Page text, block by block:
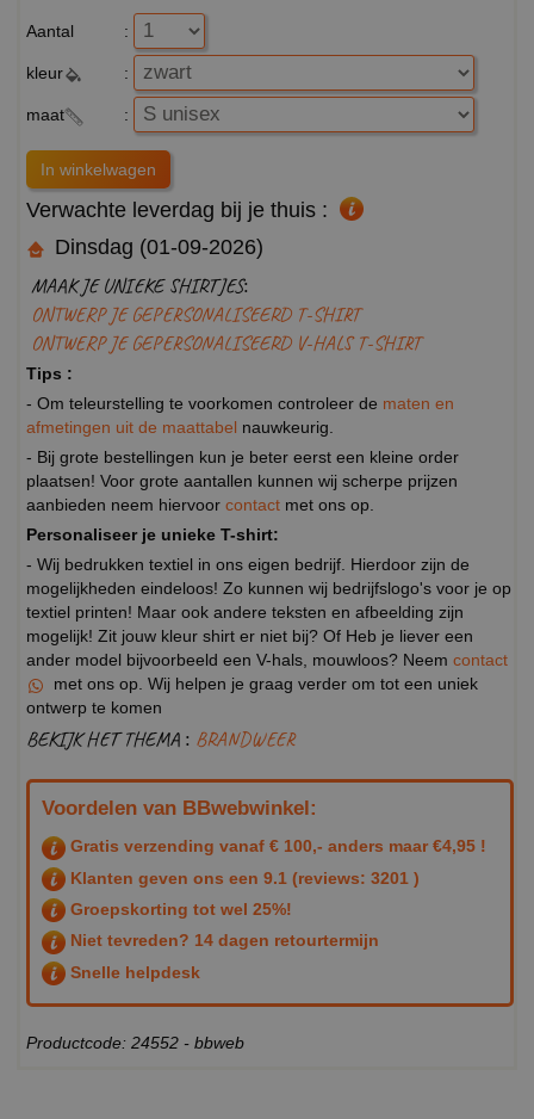
Aantal :
kleur :
maat :
Verwachte leverdag bij je thuis :
Dinsdag (01-09-2026)
MAAK JE UNIEKE SHIRTJES:
ONTWERP JE GEPERSONALISEERD T-SHIRT
ONTWERP JE GEPERSONALISEERD V-HALS T-SHIRT
Tips :
- Om teleurstelling te voorkomen controleer de maten en
afmetingen uit de maattabel nauwkeurig.
- Bij grote bestellingen kun je beter eerst een kleine order
plaatsen! Voor grote aantallen kunnen wij scherpe prijzen
aanbieden neem hiervoor contact met ons op.
Personaliseer je unieke T-shirt:
- Wij bedrukken textiel in ons eigen bedrijf. Hierdoor zijn de
mogelijkheden eindeloos! Zo kunnen wij bedrijfslogo's voor je op
textiel printen! Maar ook andere teksten en afbeelding zijn
mogelijk! Zit jouw kleur shirt er niet bij? Of Heb je liever een
ander model bijvoorbeeld een V-hals, mouwloos? Neem contact
met ons op. Wij helpen je graag verder om tot een uniek
ontwerp te komen
BEKIJK HET THEMA : BRANDWEER
Voordelen van BBwebwinkel:
Gratis verzending vanaf € 100,- anders maar €4,95 !
Klanten geven ons een 9.1 (reviews: 3201 )
Groepskorting tot wel 25%!
Niet tevreden? 14 dagen retourtermijn
Snelle helpdesk
Productcode: 24552 - bbweb